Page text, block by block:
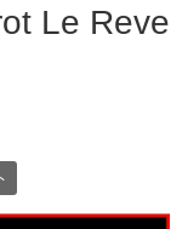
Le Reve